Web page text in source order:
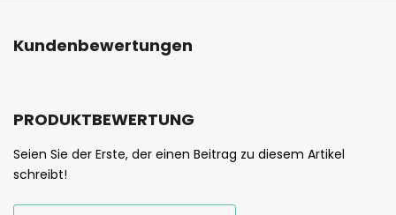
Kundenbewertungen
PRODUKTBEWERTUNG
Seien Sie der Erste, der einen Beitrag zu diesem Artikel
schreibt!